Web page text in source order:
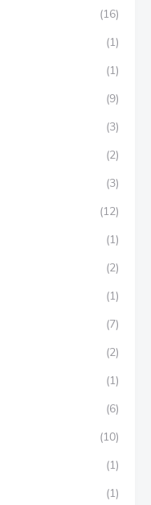
(16)
(1)
(1)
(9)
(3)
(2)
(3)
(12)
(1)
(2)
(1)
(7)
(2)
(1)
(6)
(10)
(1)
(1)